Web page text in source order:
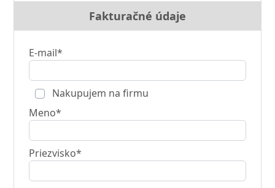
Fakturačné údaje
E-mail*
Nakupujem na firmu
Meno*
Priezvisko*